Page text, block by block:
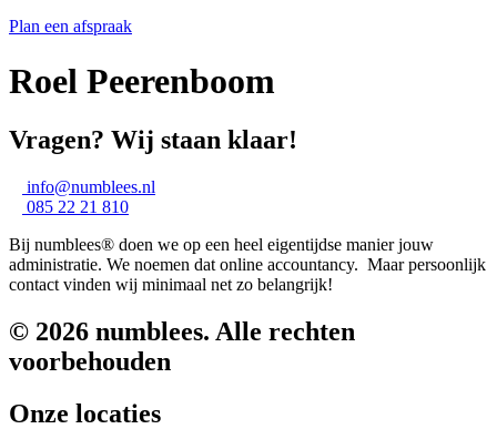
Plan een afspraak
Roel Peerenboom
Vragen? Wij staan klaar!
info@numblees.nl
085 22 21 810
Bij numblees® doen we op een heel eigentijdse manier jouw
administratie. We noemen dat online accountancy. Maar persoonlijk
contact vinden wij minimaal net zo belangrijk!
© 2026 numblees. Alle rechten
voorbehouden
Onze locaties